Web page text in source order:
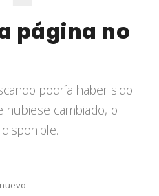
página no
podría haber sido
cambiado, o